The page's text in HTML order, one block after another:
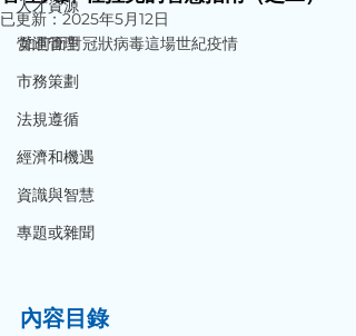
人才資源
營運管理
市務策劃
法規遵循
經濟和機遇
資識與智慧
專題或雜聞
已更新：2025年5月12日
如何面對冠狀病毒這場世紀疫情
內容目錄